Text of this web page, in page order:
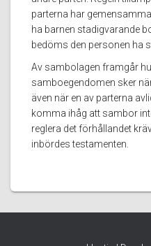
parterna har
ha barnen stadigvarande
bedöms den personen ha
Av sambolagen framgår
samboegendomen sker
även när en av parterna
komma ihåg att sambor
reglera det förhållandet
inbördes testamenten.